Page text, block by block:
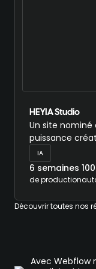
HEYIA Studio
Un site nominé
puissance
IA
6 semaines
de production
Découvrir toutes nos
Avec Webflow